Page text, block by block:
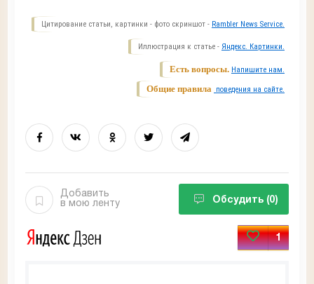
Цитирование статьи, картинки - фото скриншот - Rambler News Service.
Иллюстрация к статье - Яндекс. Картинки.
Есть вопросы. Напишите нам.
Общие правила поведения на сайте.
Добавить
в мою ленту
Обсудить (0)
1